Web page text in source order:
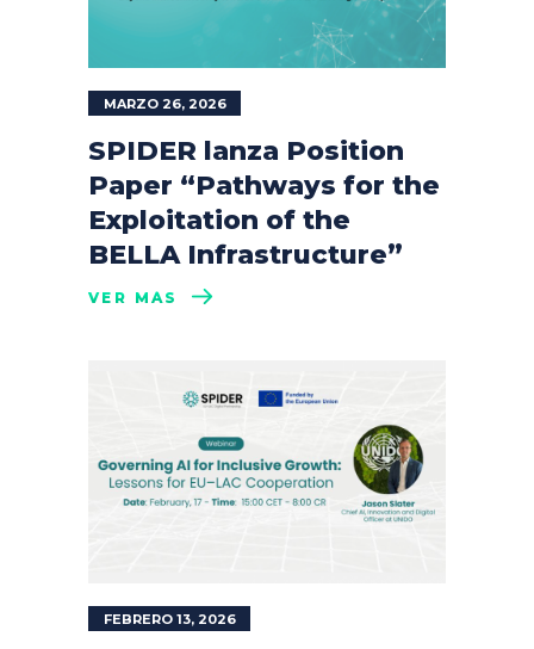
MARZO 26, 2026
SPIDER lanza Position
Paper “Pathways for the
Exploitation of the
BELLA Infrastructure”
VER MÁS
FEBRERO 13, 2026